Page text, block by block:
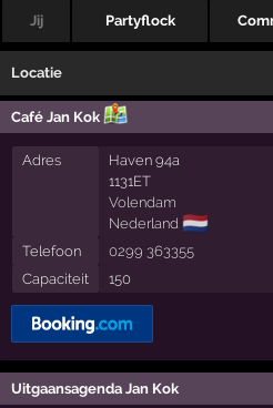
Jij Partyflock
Locatie
Café Jan Kok
Adres
Haven 94a
1131ET
Volendam
Nederland 🇳🇱
Telefoon
0299 363355
Capaciteit
150
Uitgaansagenda Jan Kok